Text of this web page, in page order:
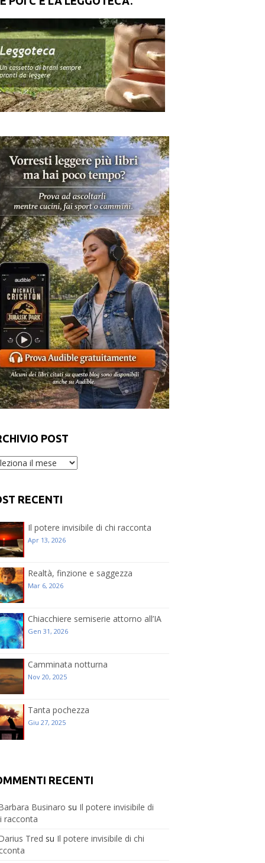
POST
RECENTI
Il potere invisibile di chi racconta
Apr 13, 2026
Realtà, finzione e saggezza
Mar 6, 2026
Chiacchiere semiserie attorno all’IA
Gen 31, 2026
Camminata notturna
Nov 20, 2025
Tanta pochezza
Giu 27, 2025
RECENTI
Businaro su Il potere invisibile di
racconta
Tred su Il potere invisibile di chi